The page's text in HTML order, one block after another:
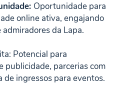
Oportunidade para
online ativa, engajando
da Lapa.
Potencial para
publicidade, parcerias com
de ingressos para eventos.